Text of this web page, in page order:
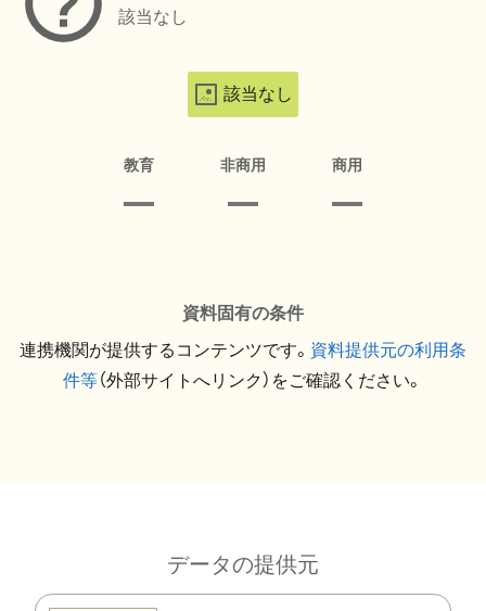
該当なし
該当なし
教育 非商用 商用
資料固有の条件
連携機関が提供するコンテンツです。 資料提供元の利用条
件等（外部サイトへリンク）をご確認ください。
データの提供元